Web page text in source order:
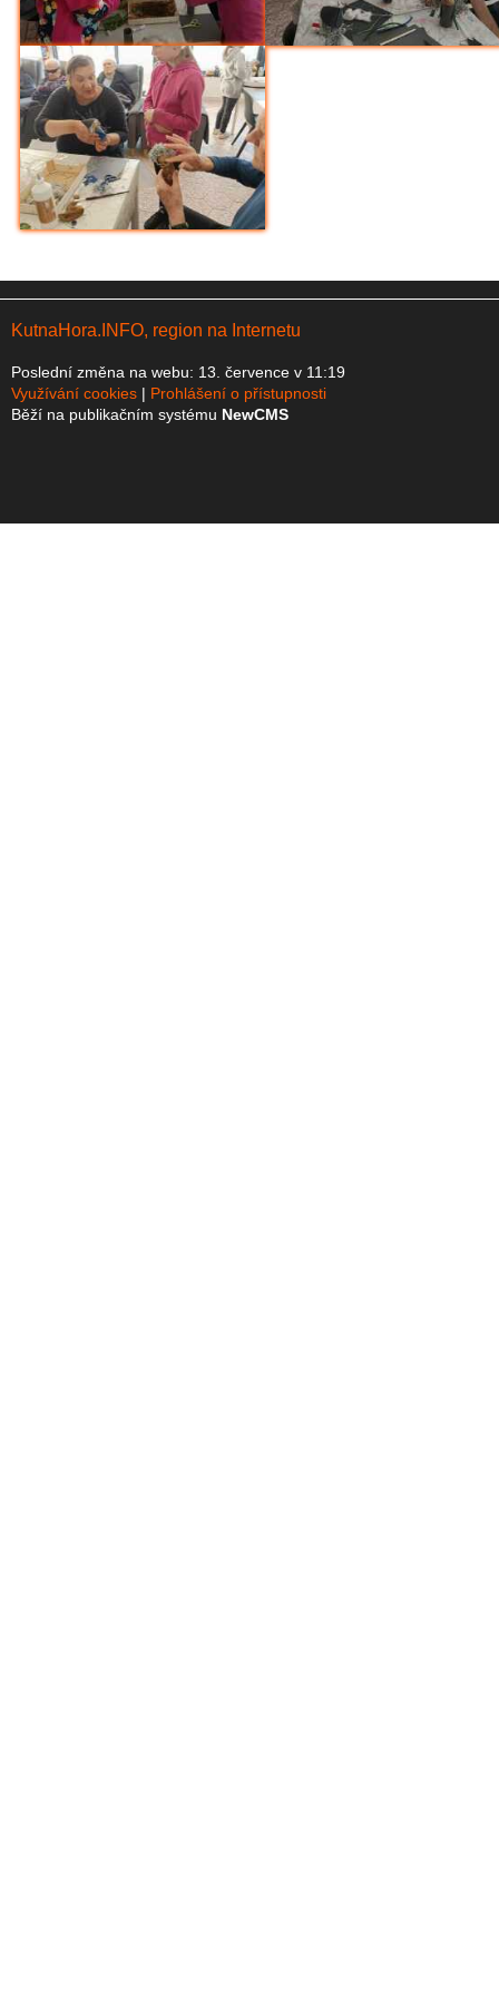
KutnaHora.INFO, region na Internetu
Poslední změna na webu: 13. července v 11:19
Využívání cookies
Prohlášení o přístupnosti
Běží na publikačním systému NewCMS